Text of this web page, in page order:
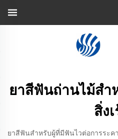
ยาสีฟันถ่านไม้ส
สิ่ง
ยาสีฟันสำหรับผู้ที่มีฟันไวต่อการระ